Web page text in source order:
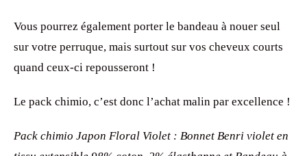
Vous pourrez également porter le bandeau à nouer seul
sur votre perruque, mais surtout sur vos cheveux courts
quand ceux-ci repousseront !
Le pack chimio, c’est donc l’achat malin par excellence !
Pack chimio Japon Floral Violet : Bonnet Benri violet en